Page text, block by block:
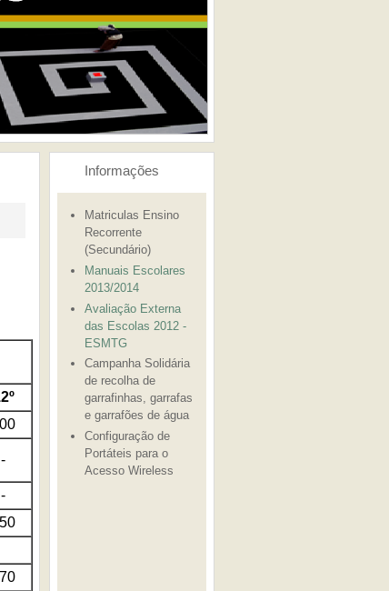
-
-
Informações
Matriculas Ensino
Recorrente
(Secundário)
Manuais Escolares
2013/2014
Avaliação Externa
das Escolas 2012 -
ESMTG
Campanha Solidária
de recolha de
garrafinhas, garrafas
e garrafões de água
Configuração de
Portáteis para o
Acesso Wireless